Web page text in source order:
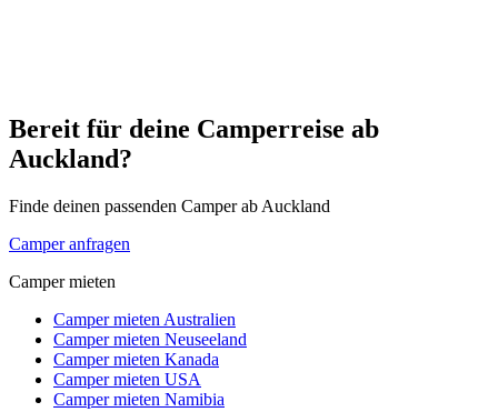
Bereit für deine Camperreise ab
Auckland?
Finde deinen passenden Camper ab Auckland
Camper anfragen
Camper mieten
Camper mieten Australien
Camper mieten Neuseeland
Camper mieten Kanada
Camper mieten USA
Camper mieten Namibia